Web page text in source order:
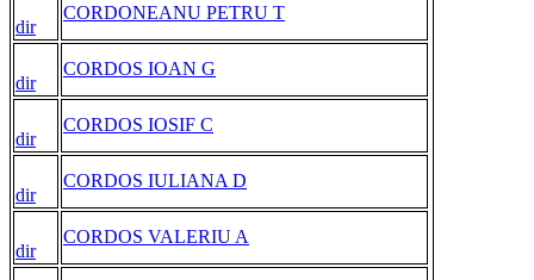
dir
CORDONEANU PETRU T
dir
CORDOS IOAN G
dir
CORDOS IOSIF C
dir
CORDOS IULIANA D
dir
CORDOS VALERIU A